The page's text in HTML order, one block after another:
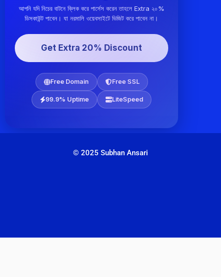
আপনি যদি নিচের বাটনে ক্লিক করে পার্সেস করেন তাহলে Extra ২০%
ডিসকাউন্ট পাবেন। যা নরমালি ওয়েবসাইটে ভিজিট করে পাবেন না।
Get Extra 20% Discount
Free Domain Free SSL
99.9% Uptime LiteSpeed
© 2025 Subhan Ansari